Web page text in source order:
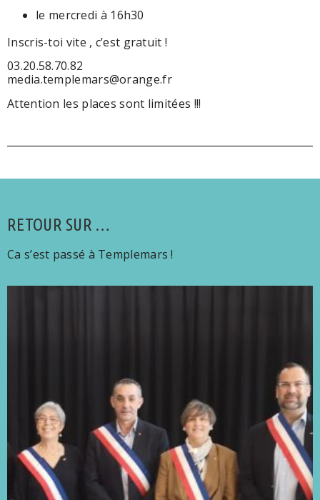
le mercredi à 16h30
Inscris-toi vite , c’est gratuit !
03.20.58.70.82
media.templemars@orange.fr
Attention les places sont limitées !!!
RETOUR SUR …
Ca s’est passé à Templemars !